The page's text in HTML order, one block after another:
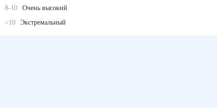
8-10
Очень высокий
>10
Экстремальный